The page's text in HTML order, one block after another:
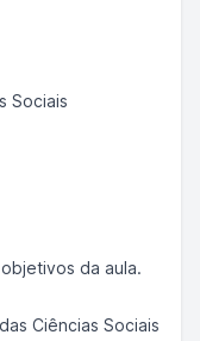
Sociais
da aula.
Ciências Sociais